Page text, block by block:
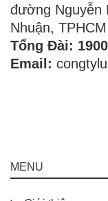
đường Nguyễn
Nhuận, TPHCM
Tổng Đài:
Email:
MENU